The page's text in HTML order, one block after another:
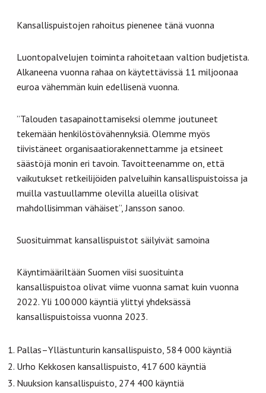
Kansallispuistojen rahoitus pienenee tänä vuonna
Luontopalvelujen toiminta rahoitetaan valtion budjetista.
Alkaneena vuonna rahaa on käytettävissä 11 miljoonaa
euroa vähemmän kuin edellisenä vuonna.
”Talouden tasapainottamiseksi olemme joutuneet
tekemään henkilöstövähennyksiä. Olemme myös
tiivistäneet organisaatiorakennettamme ja etsineet
säästöjä monin eri tavoin. Tavoitteenamme on, että
vaikutukset retkeilijöiden palveluihin kansallispuistoissa ja
muilla vastuullamme olevilla alueilla olisivat
mahdollisimman vähäiset”, Jansson sanoo.
Suosituimmat kansallispuistot säilyivät samoina
Käyntimääriltään Suomen viisi suosituinta
kansallispuistoa olivat viime vuonna samat kuin vuonna
2022. Yli 100 000 käyntiä ylittyi yhdeksässä
kansallispuistoissa vuonna 2023.
Pallas–Yllästunturin kansallispuisto, 584 000 käyntiä
Urho Kekkosen kansallispuisto, 417 600 käyntiä
Nuuksion kansallispuisto, 274 400 käyntiä